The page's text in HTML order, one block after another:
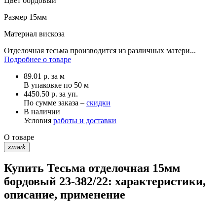
Размер 15мм
Материал вискоза
Отделочная тесьма производится из различных матери...
Подробнее о товаре
89.01 р. за м
В упаковке по 50 м
4450.50 р. за уп.
По сумме заказа – скидки
В наличии
Условия работы и доставки
О товаре
xmark
Купить Тесьма отделочная 15мм
бордовый 23-382/22: характеристики,
описание, применение